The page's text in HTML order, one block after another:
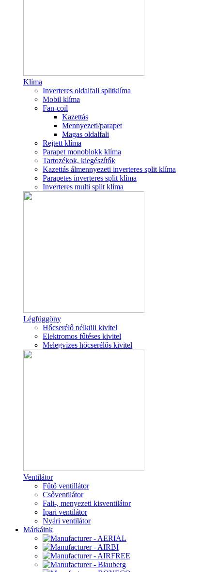
Klíma
Inverteres oldalfali splitklíma
Mobil klíma
Fan-coil
Kazettás
Mennyezeti/parapet
Magas oldalfali
Rejtett klíma
Parapet monoblokk klíma
Tartozékok, kiegészítők
Kazettás álmennyezeti inverteres split klíma
Parapetes inverteres split klíma
Inverteres multi split klíma
Légfüggöny
Hőcserélő nélküli kivitel
Elektromos fűtéses kivitel
Melegvizes hőcserélős kivitel
Ventilátor
Fűtő ventillátor
Csőventilátor
Fali-, menyezeti kisventilátor
Ipari ventilátor
Nyári ventilátor
Márkáink